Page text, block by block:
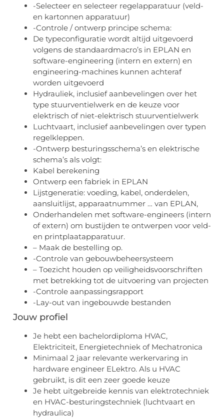
-Selecteer en selecteer regelapparatuur (veld-
en kartonnen apparatuur)
-Controle / ontwerp principe schema:
De typeconfiguratie wordt altijd uitgevoerd
volgens de standaardmacro’s in EPLAN en
software-engineering (intern en extern) en
engineering-machines kunnen achteraf
worden uitgevoerd
Hydrauliek, inclusief aanbevelingen over het
type stuurventielwerk en de keuze voor
elektrisch of niet-elektrisch stuurventielwerk
Luchtvaart, inclusief aanbevelingen over typen
regelkleppen.
-Ontwerp besturingsschema’s en elektrische
schema’s als volgt:
Kabel berekening
Ontwerp een fabriek in EPLAN
Lijstgeneratie: voeding, kabel, onderdelen,
aansluitlijst, apparaatnummer … van EPLAN,
Onderhandelen met software-engineers (intern
of extern) om bustijden te ontwerpen voor veld-
en printplaatapparatuur.
– Maak de bestelling op.
-Controle van gebouwbeheersysteem
– Toezicht houden op veiligheidsvoorschriften
met betrekking tot de uitvoering van projecten
-Controle aanpassingsrapport
-Lay-out van ingebouwde bestanden
Jouw profiel
Je hebt een bachelordiploma HVAC,
Elektriciteit, Energietechniek of Mechatronica
Minimaal 2 jaar relevante werkervaring in
hardware engineer ELektro. Als u HVAC
gebruikt, is dit een zeer goede keuze
Je hebt uitgebreide kennis van elektrotechniek
en HVAC-besturingstechniek (luchtvaart en
hydraulica)